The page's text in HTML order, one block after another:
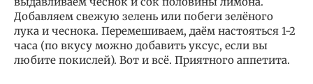
Добавляем свежую зелень или побеги зелёного
лука и чеснока. Перемешиваем, даём настояться 1-2
часа (по вкусу можно добавить уксус, если вы
любите покислей). Вот и всё. Приятного аппетита.